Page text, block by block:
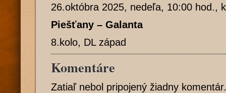
26.októbra 2025, nedeľa, 10:00 hod.,
Piešťany – Galanta
8.kolo, DL západ
Komentáre
Zatiaľ nebol pripojený žiadny